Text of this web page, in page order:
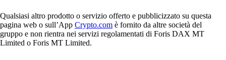
Qualsiasi altro prodotto o servizio offerto e pubblicizzato su questa
pagina web o sull’App Crypto.com è fornito da altre società del
gruppo e non rientra nei servizi regolamentati di Foris DAX MT
Limited o Foris MT Limited.